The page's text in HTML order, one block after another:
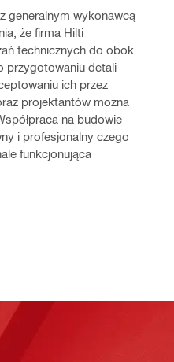
generalnym wykonawcą
że firma Hilti
technicznych do obok
przygotowaniu detali
ich przez
projektantów można
na budowie
i profesjonalny czego
funkcjonująca